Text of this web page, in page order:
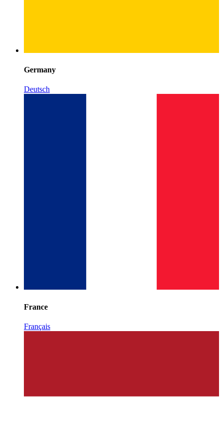
Germany
Deutsch
France
Français